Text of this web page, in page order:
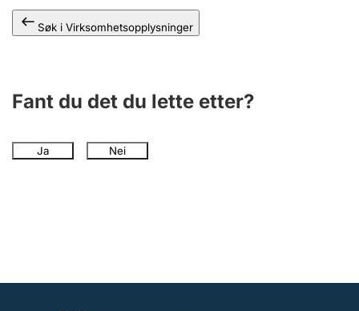
Søk i Virksomhetsopplysninger
Fant du det du lette etter?
Ja Nei